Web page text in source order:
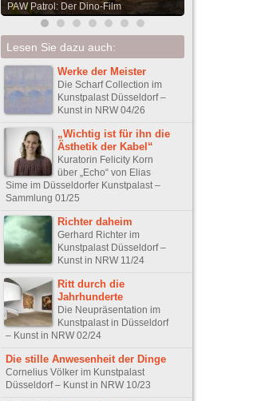
PAW Patrol: Der Dino-Film
Lesen Sie dazu auch:
Werke der Meister
Die Scharf Collection im
Kunstpalast Düsseldorf –
Kunst in NRW 04/26
„Wichtig ist für ihn die
Ästhetik der Kabel“
Kuratorin Felicity Korn
über „Echo“ von Elias
Sime im Düsseldorfer Kunstpalast –
Sammlung 01/25
Richter daheim
Gerhard Richter im
Kunstpalast Düsseldorf –
Kunst in NRW 11/24
Ritt durch die
Jahrhunderte
Die Neupräsentation im
Kunstpalast in Düsseldorf
– Kunst in NRW 02/24
Die stille Anwesenheit der Dinge
Cornelius Völker im Kunstpalast
Düsseldorf – Kunst in NRW 10/23